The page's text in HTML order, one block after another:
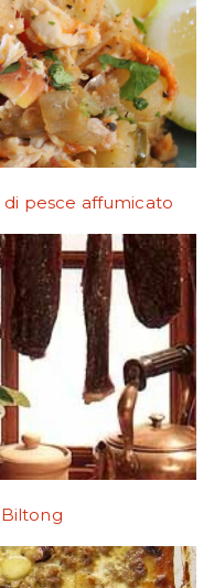
pesce affumicato